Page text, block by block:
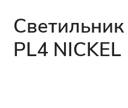
PL4 NICKEL